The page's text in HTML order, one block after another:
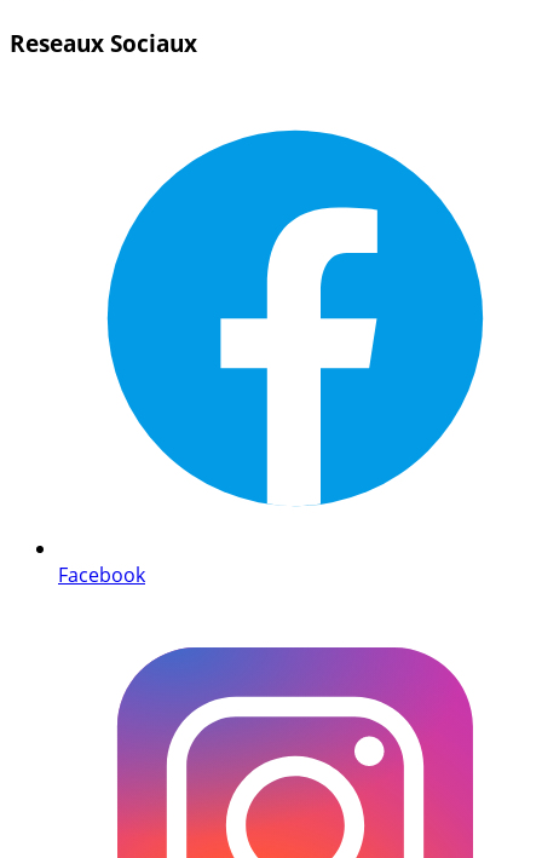
Reseaux Sociaux
Facebook